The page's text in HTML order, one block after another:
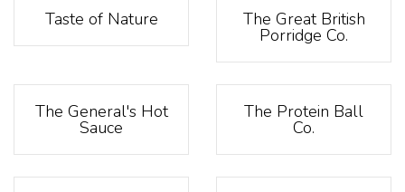
Taste of Nature The Great British
Porridge Co.
The General's Hot
Sauce
The Protein Ball
Co.